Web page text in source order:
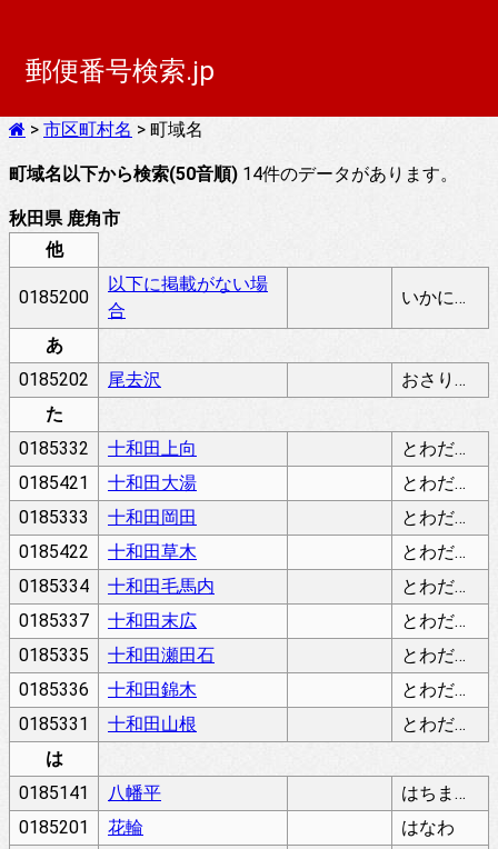
郵便番号検索.jp
> 市区町村名 > 町域名
町域名以下から検索(50音順) 14件のデータがあります。
秋田県 鹿角市
他
0185200
以下に掲載がない場
合
いかにけいさいがないばあい
あ
0185202
尾去沢
おさりざわ
た
0185332
十和田上向
とわだうわむかい
0185421
十和田大湯
とわだおおゆ
0185333
十和田岡田
とわだおかだ
0185422
十和田草木
とわだくさぎ
0185334
十和田毛馬内
とわだけまない
0185337
十和田末広
とわだすえひろ
0185335
十和田瀬田石
とわだせたいし
0185336
十和田錦木
とわだにしきぎ
0185331
十和田山根
とわだやまね
は
0185141
八幡平
はちまんたい
0185201
花輪 はなわ